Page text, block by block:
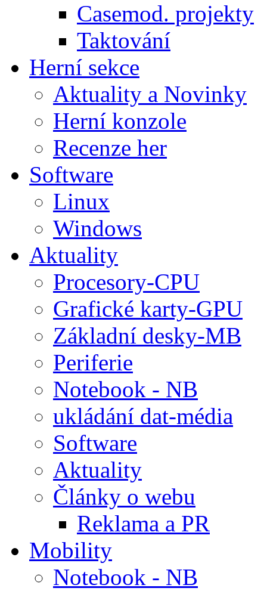
Casemod. projekty
Taktování
Herní sekce
Aktuality a Novinky
Herní konzole
Recenze her
Software
Linux
Windows
Aktuality
Procesory-CPU
Grafické karty-GPU
Základní desky-MB
Periferie
Notebook - NB
ukládání dat-média
Software
Aktuality
Články o webu
Reklama a PR
Mobility
Notebook - NB